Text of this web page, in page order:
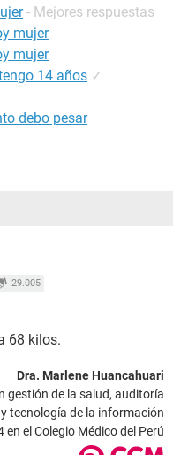
- Mejores respuestas
mujer
mujer
14 años ✓
debo pesar
29.005
68 kilos.
Dra. Marlene Huancahuari
gestión de la salud, auditoría
tecnología de la información
el Colegio Médico del Perú